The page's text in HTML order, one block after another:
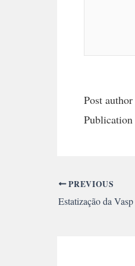
Post author
PREVIOUS